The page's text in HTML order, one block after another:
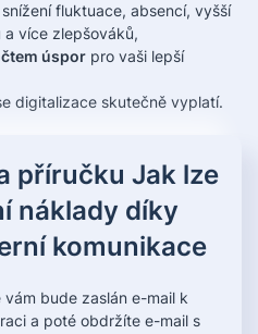
snížení fluktuace, absencí, vyšší
více zlepšováků,
úspor pro vaši lepší
digitalizace skutečně vyplatí.
příručku Jak lze
náklady díky
komunikace
bude zaslán e-mail k
a poté obdržíte e-mail s